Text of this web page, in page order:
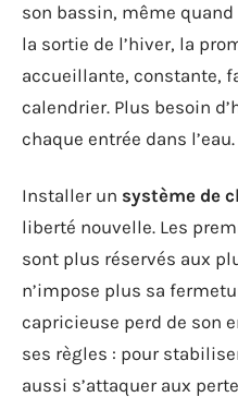
son bassin, même
la sortie de l’hiver, la
accueillante, constante,
calendrier. Plus besoin
chaque entrée dans l’eau.
Installer un système de
liberté nouvelle. Les
sont plus réservés aux
n’impose plus sa
capricieuse perd de son
ses règles : pour
aussi s’attaquer aux